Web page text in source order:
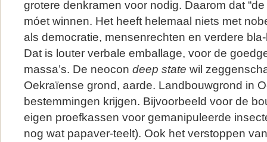
grotere denkramen voor nodig. Daarom dat
móet winnen. Het heeft helemaal niets met
als democratie, mensenrechten en verdere
Dat is louter verbale emballage, voor de
massa’s. De neocon deep state wil
Oekraïense grond, aarde. Landbouwgrond in
bestemmingen krijgen. Bijvoorbeeld voor de
eigen proefkassen voor gemanipuleerde
nog wat papaver-teelt). Ook het verstoppen